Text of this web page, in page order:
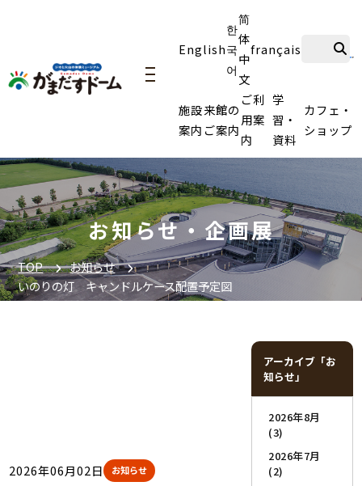
navigation
English
한
국
어
简
体
中
文
français
施設
案内
来館の
ご案内
ご利
用案
内
学
習・
資料
カフェ・
ショップ
お知らせ・企画展
TOP
お知らせ
いのりの灯 キャンドルケース配置予定図
2026年06月02日 お知らせ
アーカイブ「お
知らせ」
2026年8月
(3)
2026年7月
(2)